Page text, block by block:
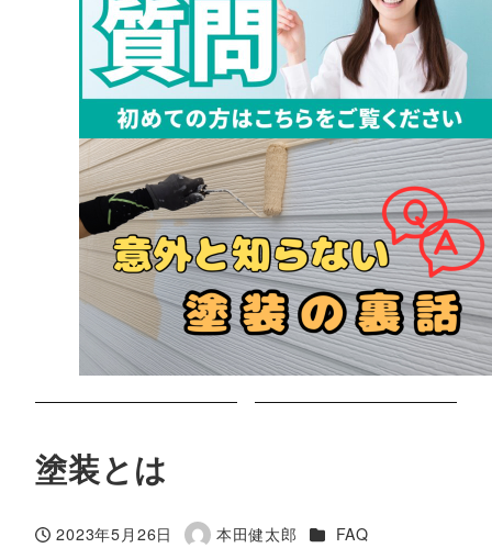
塗装とは
2023年5月26日 本田健太郎 カテゴリー
FAQ